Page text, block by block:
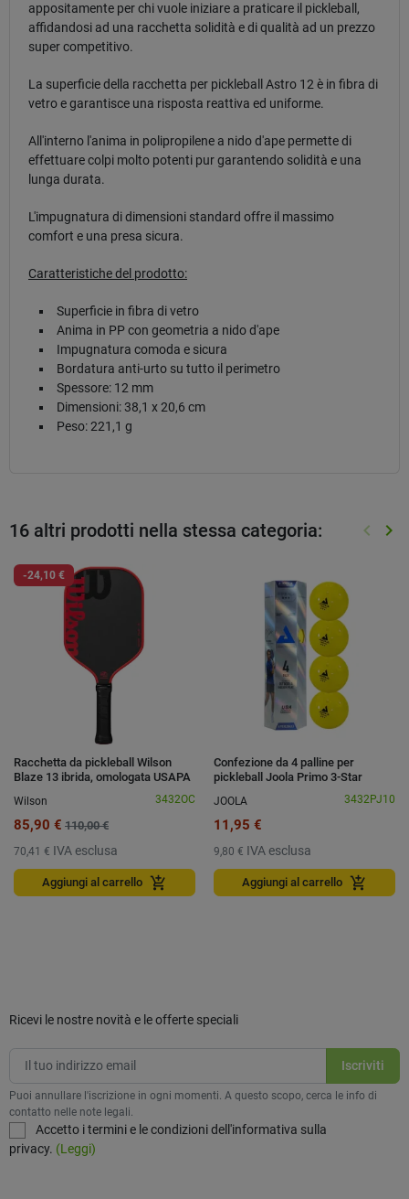
appositamente per chi vuole iniziare a praticare il pickleball,
affidandosi ad una racchetta solidità e di qualità ad un prezzo
super competitivo.
La superficie della racchetta per pickleball Astro 12 è in fibra di
vetro e garantisce una risposta reattiva ed uniforme.
All'interno l'anima in polipropilene a nido d'ape permette di
effettuare colpi molto potenti pur garantendo solidità e una
lunga durata.
L'impugnatura di dimensioni standard offre il massimo
comfort e una presa sicura.
Caratteristiche del prodotto:
Superficie in fibra di vetro
Anima in PP con geometria a nido d'ape
Impugnatura comoda e sicura
Bordatura anti-urto su tutto il perimetro
Spessore: 12 mm
Dimensioni: 38,1 x 20,6 cm
Peso: 221,1 g
16 altri prodotti nella stessa categoria: keyboard_arrow_left keyboard_arrow_right
-24,10 €
Racchetta da pickleball Wilson
Blaze 13 ibrida, omologata USAPA
Wilson
3432OC
85,90 € 110,00 €
70,41 € IVA esclusa
Aggiungi al carrello add_shopping_cart
Confezione da 4 palline per
pickleball Joola Primo 3-Star
JOOLA
3432PJ10
11,95 €
9,80 € IVA esclusa
Aggiungi al carrello add_shopping_cart
Ricevi le nostre novità e le offerte speciali
Puoi annullare l'iscrizione in ogni momenti. A questo scopo, cerca le info di
contatto nelle note legali.
Accetto i termini e le condizioni dell'informativa sulla
privacy. (Leggi)